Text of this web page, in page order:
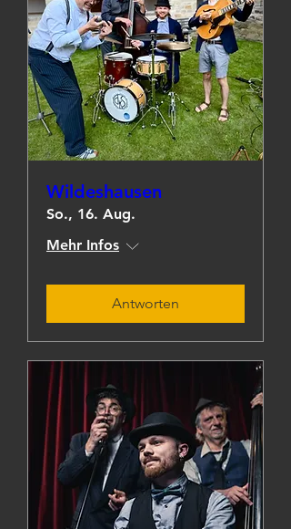
Wildeshausen
So., 16. Aug.
Mehr Infos
Antworten